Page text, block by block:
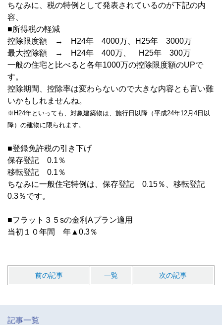
ちなみに、税の特例として発表されているのが下記の内
容、
■所得税の軽減
控除限度額 → H24年 4000万、H25年 3000万
最大控除額 → H24年 400万、 H25年 300万
一般の住宅と比べると各年1000万の控除限度額のUPで
す。
控除期間、控除率は変わらないので大きな内容とも言い難
いかもしれませんね。
※H24年といっても、対象建築物は、施行日以降（平成24年12月4日以
降）の建物に限られます。
■登録免許税の引き下げ
保存登記 0.1％
移転登記 0.1％
ちなみに一般住宅特例は、保存登記 0.15％、移転登記
0.3％です。
■フラット３５sの金利Aプラン適用
当初１０年間 年▲0.3％
前の記事 一覧 次の記事
記事一覧